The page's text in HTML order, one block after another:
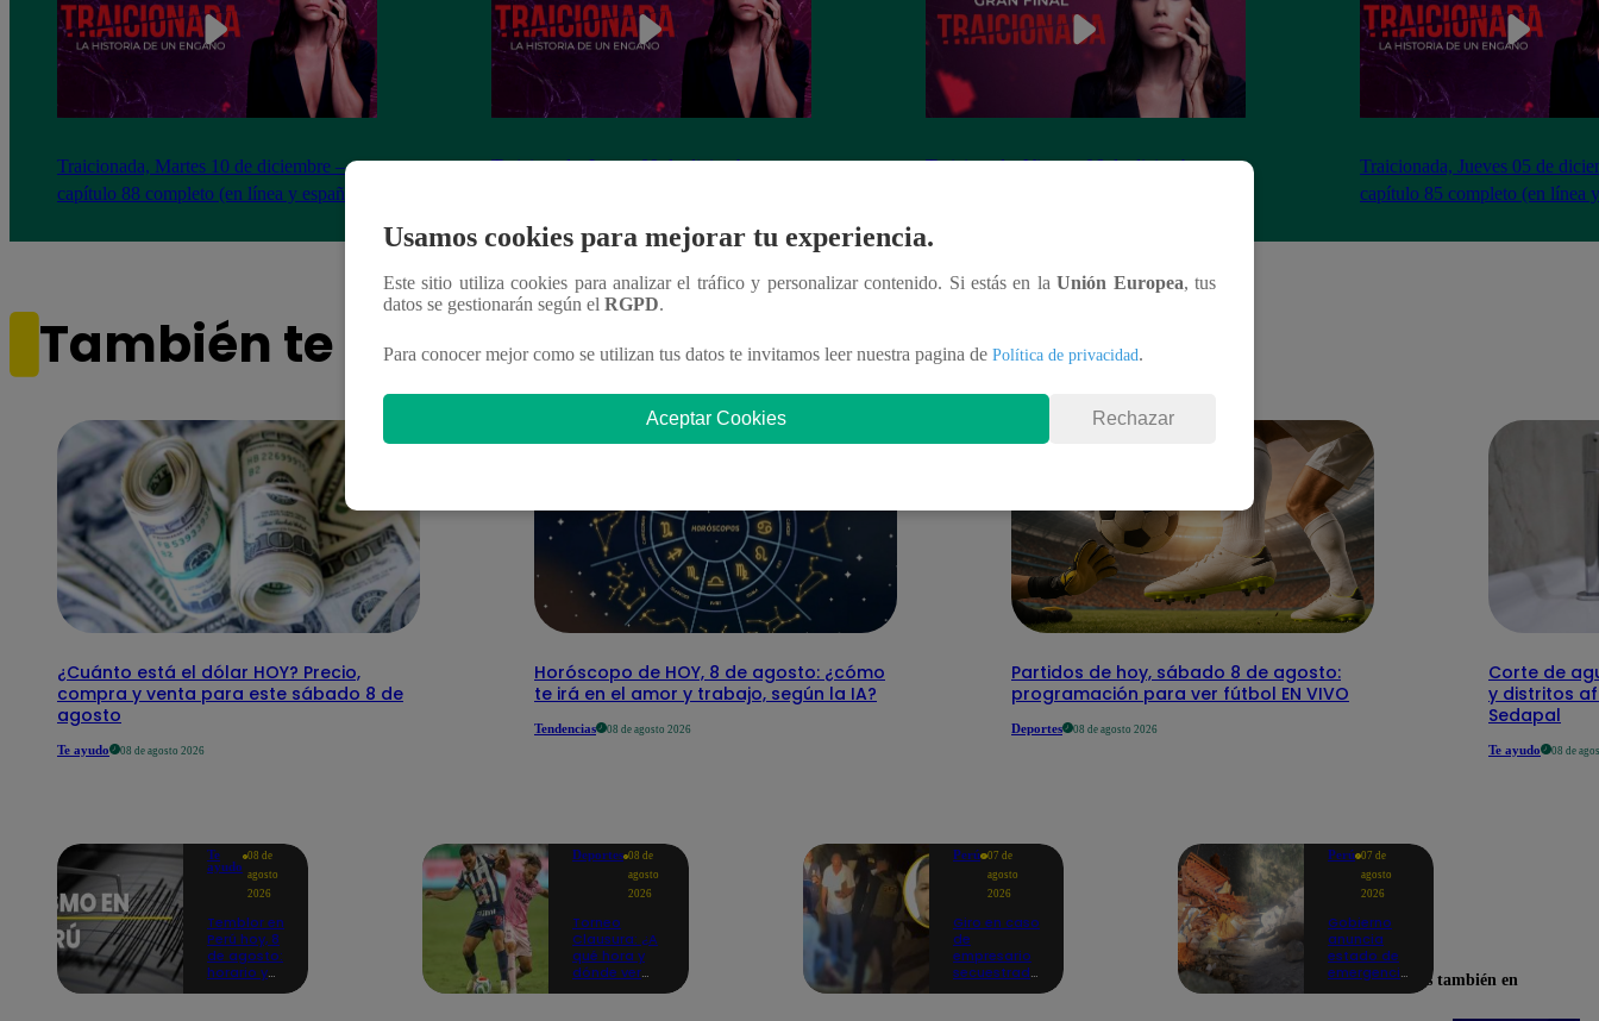
Traicionada, Martes 10 de diciembre –
capítulo 88 completo (en línea y español)
Traicionada, Lunes 09 de diciembre –
Traicionada, Viernes 06 de diciembre –
Traicionada, Jueves 05 de
capítulo 85 completo (en línea
También te puede interesar
¿Cuánto está el dólar HOY? Precio,
compra y venta para este sábado 8 de
agosto
Te ayudo 08 de agosto 2026
Horóscopo de HOY, 8 de agosto: ¿cómo
te irá en el amor y trabajo, según la IA?
Tendencias 08 de agosto 2026
Partidos de hoy, sábado 8 de agosto:
programación para ver fútbol EN VIVO
Deportes 08 de agosto 2026
Corte de
y distritos
Sedapal
Te ayudo 08 de
Te
ayudo
08 de
agosto
2026
Temblor en
Perú hoy, 8
de agosto:
horario y
Deportes 08 de
agosto
2026
Torneo
Clausura: ¿A
qué hora y
dónde ver
Perú 07 de
agosto
2026
Giro en caso
de
empresario
secuestrado
Perú 07 de
agosto
2026
Gobierno
anuncia
estado de
emergencia
Usamos cookies para mejorar tu experiencia.
Este sitio utiliza cookies para analizar el tráfico y personalizar contenido. Si estás en laUnión Europea, tus
datos se gestionarán según el RGPD.
Para conocer mejor como se utilizan tus datos te invitamos leer nuestra pagina de Política de privacidad.
Aceptar Cookies Rechazar
Encuéntranos también en